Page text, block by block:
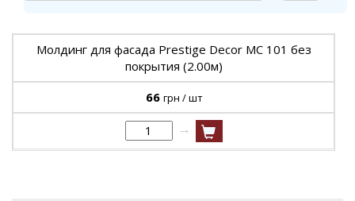
Молдинг для фасада Prestige Decor MC 101 без
покрытия (2.00м)
66 грн / шт
→